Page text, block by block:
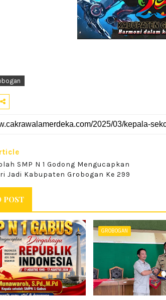
SMP N 1 Godong Mengucapkan
Jadi Kabupaten Grobogan Ke 299
POST
GROBOGAN